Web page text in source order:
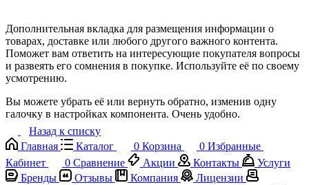
Дополнительная вкладка для размещения информации о
товарах, доставке или любого другого важного контента.
Поможет вам ответить на интересующие покупателя вопросы
и развеять его сомнения в покупке. Используйте её по своему
усмотрению.
Вы можете убрать её или вернуть обратно, изменив одну
галочку в настройках компонента. Очень удобно.
Назад к списку
Главная
Каталог 0 Корзина 0 Избранные
Кабинет
0 Сравнение Акции Контакты
Услуги
Бренды
Отзывы Компания
Лицензии